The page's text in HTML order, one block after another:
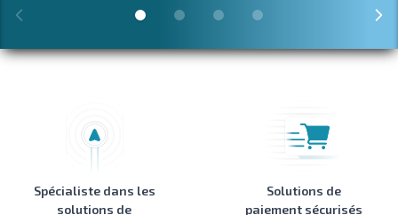
Spécialiste dans les
solutions de
Solutions de
paiement sécurisés